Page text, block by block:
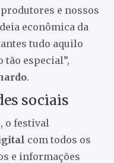
e nossos
econômica da
tudo aquilo
tão especial”,
.
sociais
o festival
com todos os
e informações